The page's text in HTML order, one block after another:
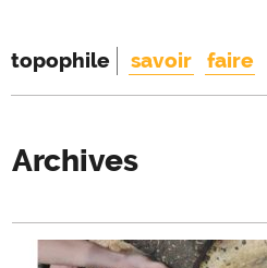
topophile savoir faire
Archives